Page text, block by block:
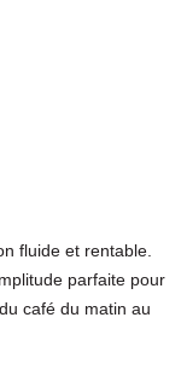
fluide et rentable.
parfaite pour
café du matin au